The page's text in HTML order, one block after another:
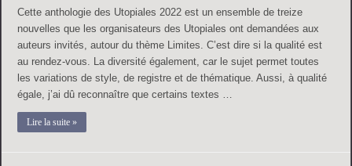
Cette anthologie des Utopiales 2022 est un ensemble de treize
nouvelles que les organisateurs des Utopiales ont demandées aux
auteurs invités, autour du thème Limites. C’est dire si la qualité est
au rendez-vous. La diversité également, car le sujet permet toutes
les variations de style, de registre et de thématique. Aussi, à qualité
égale, j’ai dû reconnaître que certains textes …
Lire la suite »